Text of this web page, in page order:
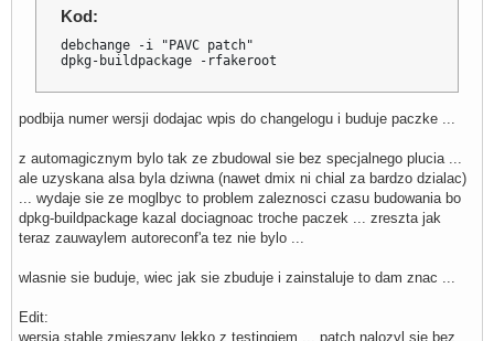
Kod:
debchange -i "PAVC patch"
dpkg-buildpackage -rfakeroot
podbija numer wersji dodajac wpis do changelogu i buduje paczke ...
z automagicznym bylo tak ze zbudowal sie bez specjalnego plucia ...
ale uzyskana alsa byla dziwna (nawet dmix ni chial za bardzo dzialac)
... wydaje sie ze moglbyc to problem zaleznosci czasu budowania bo
dpkg-buildpackage kazal dociagnoac troche paczek ... zreszta jak
teraz zauwaylem autoreconf'a tez nie bylo ...
wlasnie sie buduje, wiec jak sie zbuduje i zainstaluje to dam znac ...
Edit:
wersja stable zmieszany lekko z testingiem ... patch nalozyl sie bez